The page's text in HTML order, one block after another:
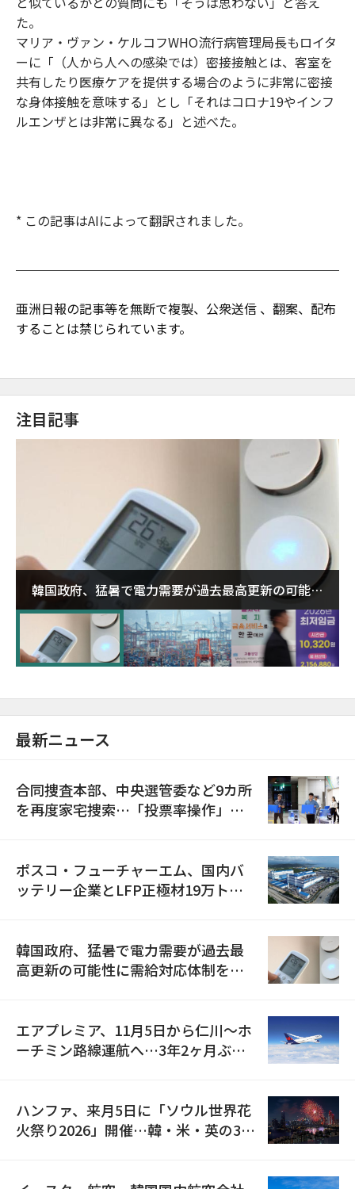
た。
マリア・ヴァン・ケルコフWHO流行病管理局長もロイタ
ーに「（人から人への感染では）密接接触とは、客室を
共有したり医療ケアを提供する場合のように非常に密接
な身体接触を意味する」とし「それはコロナ19やインフ
ルエンザとは非常に異なる」と述べた。
* この記事はAIによって翻訳されました。
亜洲日報の記事等を無断で複製、公衆送信 、翻案、配布
することは禁じられています。
注目記事
韓国政府、猛暑で電力需要が過去最高更新の可能性
に需給対応体制を点検
最新ニュース
合同捜査本部、中央選管委など9カ所
を再度家宅捜索…「投票率操作」の
ポスコ・フューチャーエム、国内バ
ッテリー企業とLFP正極材19万トン
韓国政府、猛暑で電力需要が過去最
高更新の可能性に需給対応体制を点
エアプレミア、11月5日から仁川〜ホ
ーチミン路線運航へ…3年2ヶ月ぶり
ハンファ、来月5日に「ソウル世界花
火祭り2026」開催…韓・米・英の3カ